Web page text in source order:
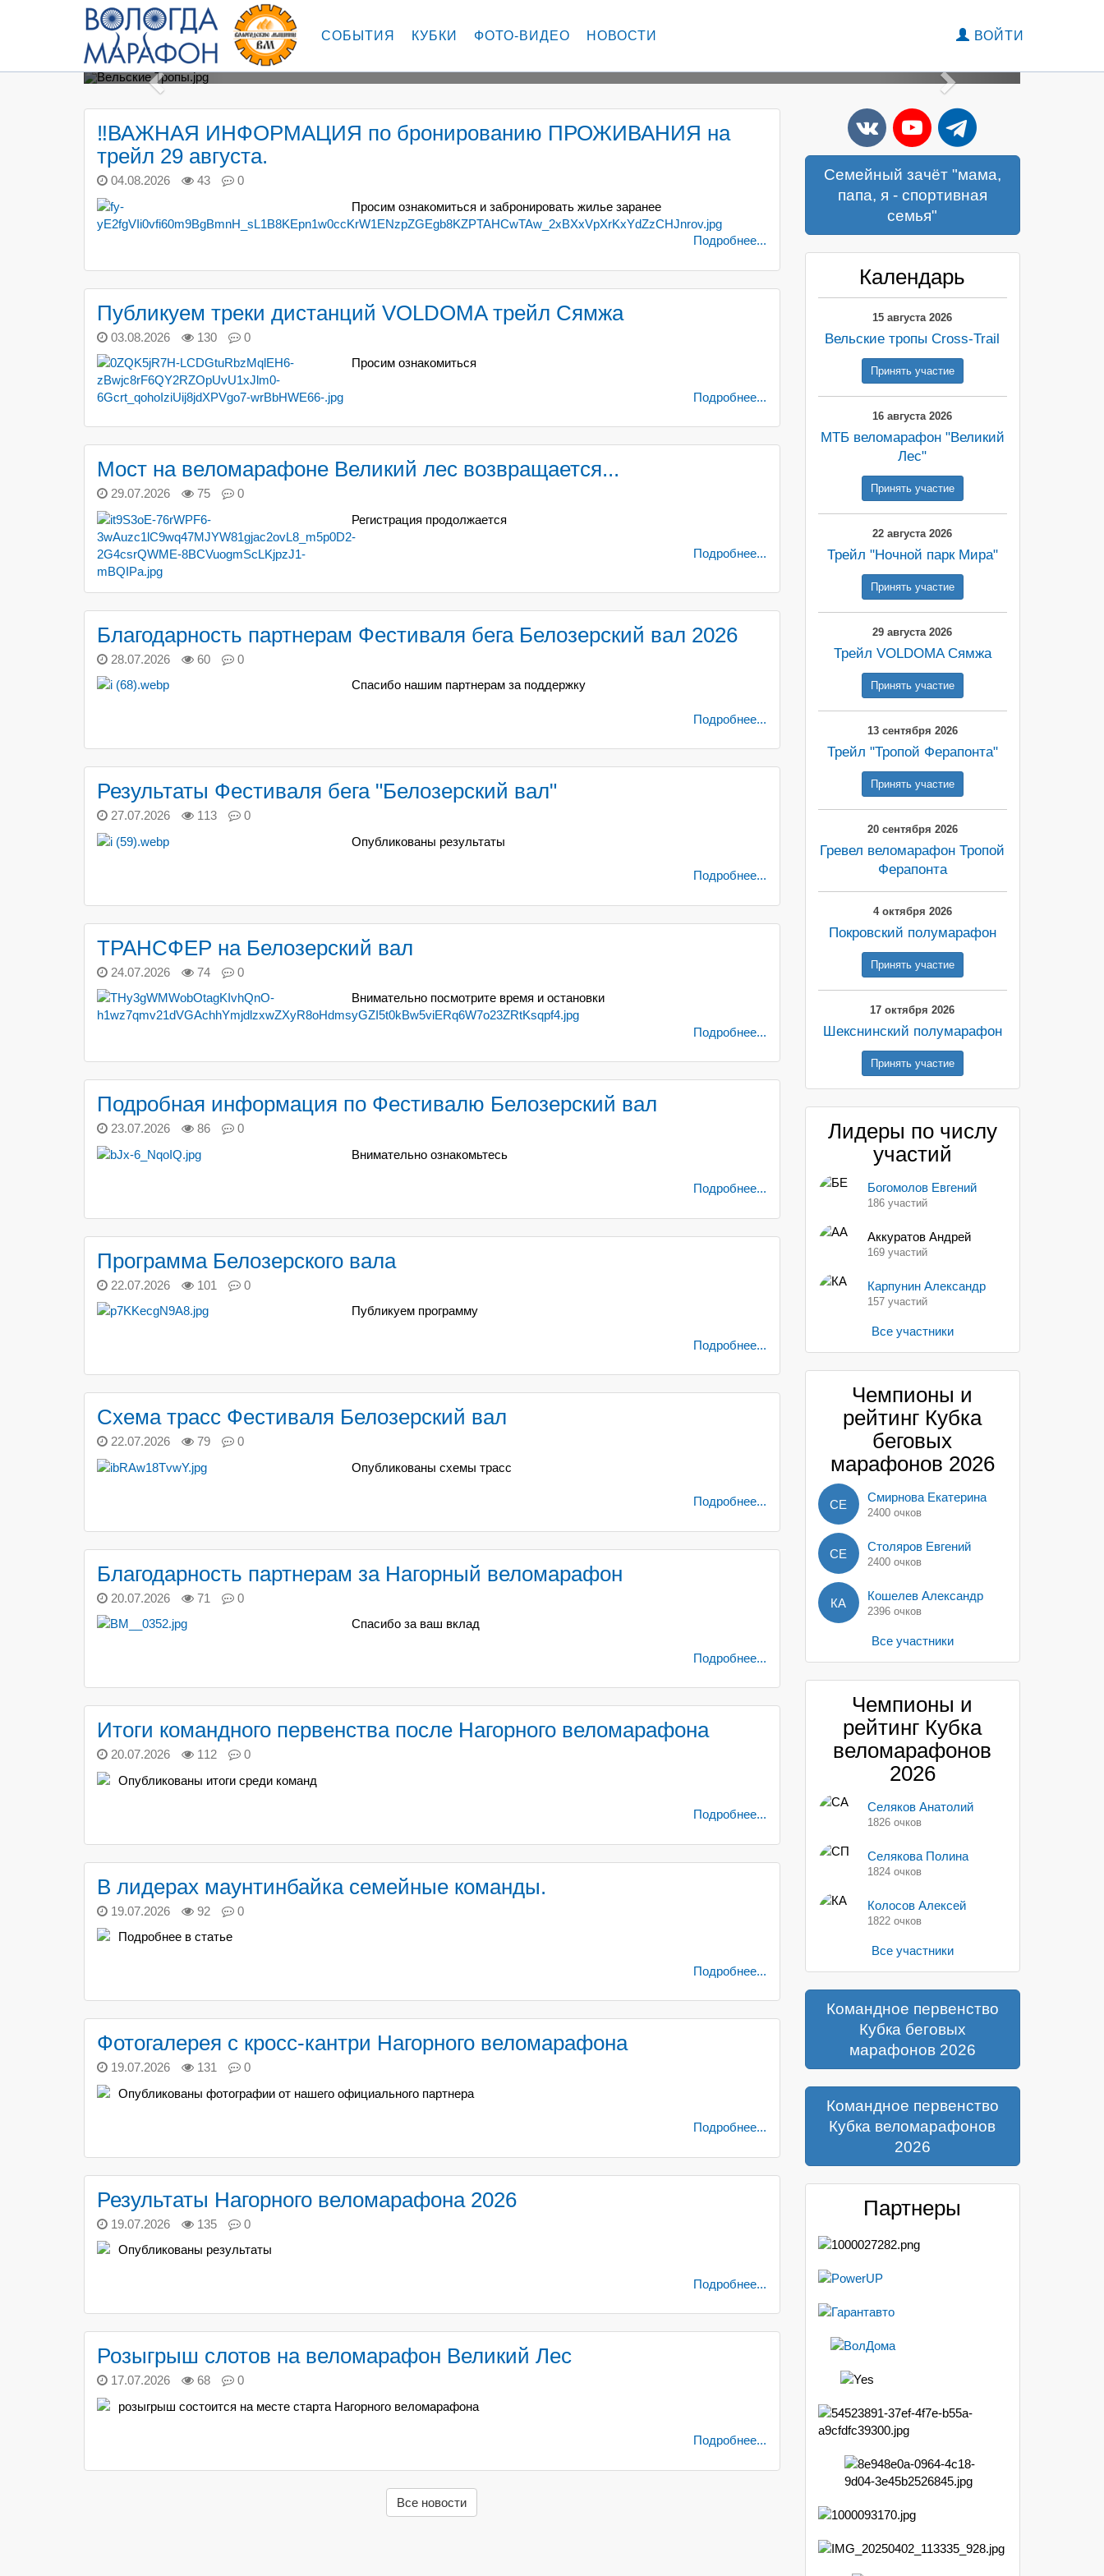
СОБЫТИЯ КУБКИ ФОТО-ВИДЕО НОВОСТИ ВОЙТИ
TRAIL
08
дней
00
часов
40
минут
14
ПРИНЯТЬ
Назад Вперед
‼ВАЖНАЯ ИНФОРМАЦИЯ по бронированию ПРОЖИВАНИЯ на
трейл 29 августа.
04.08.2026 43
0
Просим ознакомиться и забронировать жилье заранее
Подробнее...
Публикуем треки дистанций VOLDOMA трейл Сямжа
03.08.2026 130
0
Просим ознакомиться
Подробнее...
Мост на веломарафоне Великий лес возвращается...
29.07.2026 75
0
Регистрация продолжается
Подробнее...
Благодарность партнерам Фестиваля бега Белозерский вал 2026
28.07.2026 60
0
Спасибо нашим партнерам за поддержку
Подробнее...
Результаты Фестиваля бега "Белозерский вал"
27.07.2026 113
0
Опубликованы результаты
Подробнее...
ТРАНСФЕР на Белозерский вал
24.07.2026 74
0
Внимательно посмотрите время и остановки
Подробнее...
Подробная информация по Фестивалю Белозерский вал
23.07.2026 86
0
Внимательно ознакомьтесь
Подробнее...
Программа Белозерского вала
22.07.2026 101
0
Публикуем программу
Подробнее...
Схема трасс Фестиваля Белозерский вал
22.07.2026 79
0
Опубликованы схемы трасс
Подробнее...
Благодарность партнерам за Нагорный веломарафон
20.07.2026 71
0
Спасибо за ваш вклад
Подробнее...
Итоги командного первенства после Нагорного веломарафона
20.07.2026 112
0
Опубликованы итоги среди команд
Подробнее...
В лидерах маунтинбайка семейные команды.
19.07.2026 92
0
Подробнее в статье
Подробнее...
Фотогалерея с кросс-кантри Нагорного веломарафона
19.07.2026 131
0
Опубликованы фотографии от нашего официального партнера
Подробнее...
Результаты Нагорного веломарафона 2026
19.07.2026 135
0
Опубликованы результаты
Подробнее...
Розыгрыш слотов на веломарафон Великий Лес
17.07.2026 68
0
розыгрыш состоится на месте старта Нагорного веломарафона
Подробнее...
Все новости
Семейный зачёт "мама,
папа, я - спортивная
семья"
Календарь
15 августа 2026
Вельские тропы Cross-Trail
Принять участие
16 августа 2026
МТБ веломарафон "Великий
Лес"
Принять участие
22 августа 2026
Трейл "Ночной парк Мира"
Принять участие
29 августа 2026
Трейл VOLDOMA Сямжа
Принять участие
13 сентября 2026
Трейл "Тропой Ферапонта"
Принять участие
20 сентября 2026
Гревел веломарафон Тропой
Ферапонта
4 октября 2026
Покровский полумарафон
Принять участие
17 октября 2026
Шекснинский полумарафон
Принять участие
Лидеры по числу
участий
Богомолов Евгений
186 участий
Аккуратов Андрей
169 участий
Карпунин Александр
157 участий
Все участники
Чемпионы и
рейтинг Кубка
беговых
марафонов 2026
СЕ
Смирнова Екатерина
2400 очков
СЕ
Столяров Евгений
2400 очков
КА
Кошелев Александр
2396 очков
Все участники
Чемпионы и
рейтинг Кубка
веломарафонов
2026
Селяков Анатолий
1826 очков
Селякова Полина
1824 очков
Колосов Алексей
1822 очков
Все участники
Командное первенство
Кубка беговых
марафонов 2026
Командное первенство
Кубка веломарафонов
2026
Партнеры